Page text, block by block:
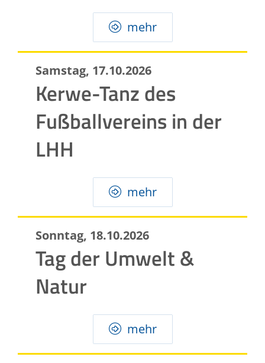
mehr
Kerwe-Tanz des
Fußballvereins in der
LHH
Samstag, 17.10.2026
mehr
Tag der Umwelt &
Natur
Sonntag, 18.10.2026
mehr